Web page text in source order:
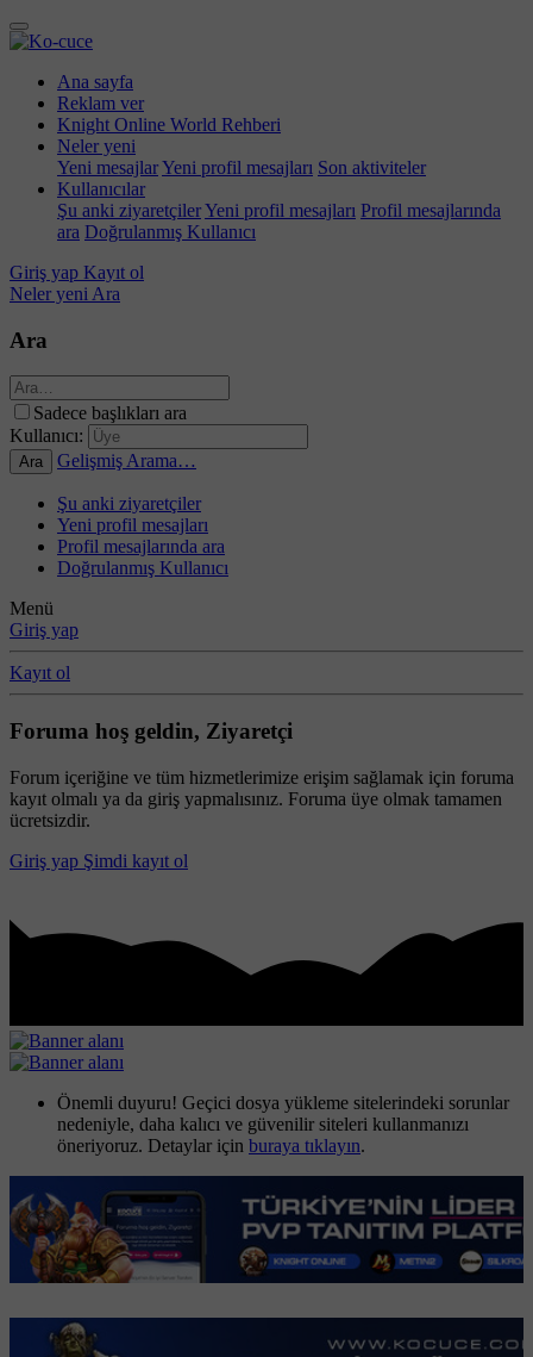
Ana sayfa
Reklam ver
Knight Online World Rehberi
Neler yeni
Yeni mesajlarYeni profil mesajları Son aktiviteler
Kullanıcılar
Şu anki ziyaretçilerYeni profil mesajları Profil mesajlarında
ara Doğrulanmış Kullanıcı
Giriş yap Kayıt ol
Neler yeni Ara
Ara
Sadece başlıkları ara
Kullanıcı:
Ara Gelişmiş Arama…
Şu anki ziyaretçiler
Yeni profil mesajları
Profil mesajlarında ara
Doğrulanmış Kullanıcı
Menü
Giriş yap
Kayıt ol
Foruma hoş geldin, Ziyaretçi
Forum içeriğine ve tüm hizmetlerimize erişim sağlamak için foruma
kayıt olmalı ya da giriş yapmalısınız. Foruma üye olmak tamamen
ücretsizdir.
Giriş yap Şimdi kayıt ol
Önemli duyuru! Geçici dosya yükleme sitelerindeki sorunlar
nedeniyle, daha kalıcı ve güvenilir siteleri kullanmanızı
öneriyoruz. Detaylar için buraya tıklayın.